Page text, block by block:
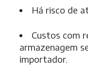
Há risco de
Custos com
armazenagem
importador.